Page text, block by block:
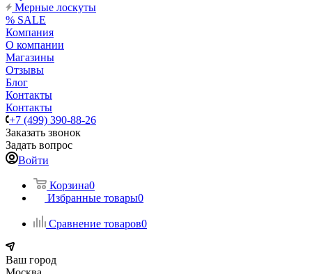
Мерные лоскуты
% SALE
Компания
О компании
Магазины
Отзывы
Блог
Контакты
Контакты
+7 (499) 390-88-26
Заказать звонок
Задать вопрос
Войти
Корзина0
Избранные товары0
Сравнение товаров0
Ваш город